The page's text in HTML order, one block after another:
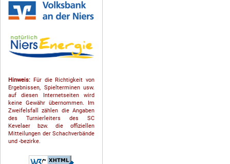
Hinweis: Für die Richtigkeit von
Ergebnissen, Spielterminen usw.
auf diesen Internetseiten wird
keine Gewähr übernommen. Im
Zweifelsfall zählen die Angaben
des Turnierleiters des SC
Kevelaer bzw. die offiziellen
Mitteilungen der Schach­ver­bände
und -bezirke.